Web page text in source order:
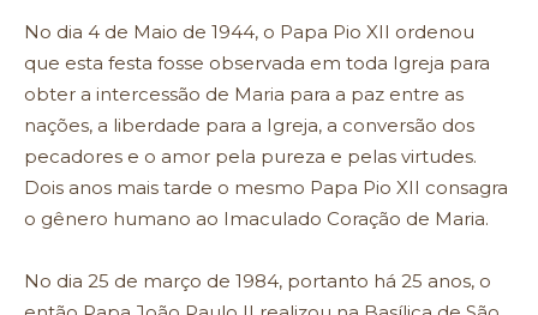
No dia 4 de Maio de 1944, o Papa Pio XII ordenou
que esta festa fosse observada em toda Igreja para
obter a intercessão de Maria para a paz entre as
nações, a liberdade para a Igreja, a conversão dos
pecadores e o amor pela pureza e pelas virtudes.
Dois anos mais tarde o mesmo Papa Pio XII consagra
o gênero humano ao Imaculado Coração de Maria.
No dia 25 de março de 1984, portanto há 25 anos, o